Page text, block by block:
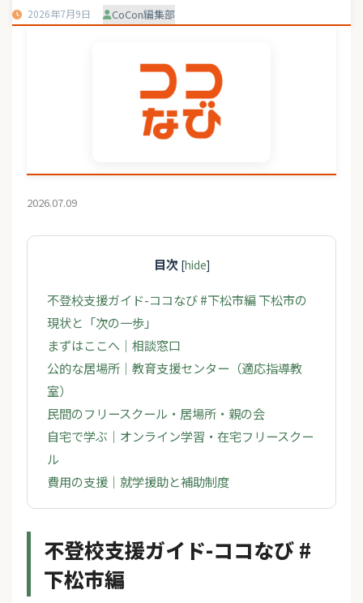
2026年7月9日 CoCon編集部
2026.07.09
目次 [hide]
不登校支援ガイド-ココなび #下松市編 下松市の
現状と「次の一歩」
まずはここへ｜相談窓口
公的な居場所｜教育支援センター（適応指導教
室）
民間のフリースクール・居場所・親の会
自宅で学ぶ｜オンライン学習・在宅フリースクー
ル
費用の支援｜就学援助と補助制度
不登校支援ガイド-ココなび #
下松市編